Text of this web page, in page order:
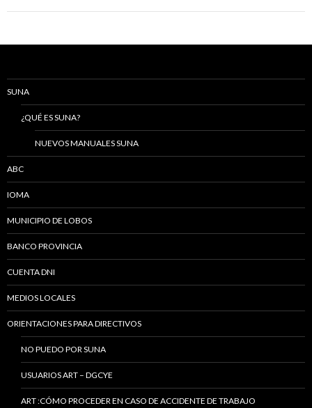
SUNA
¿QUÉ ES SUNA?
NUEVOS MANUALES SUNA
ABC
IOMA
MUNICIPIO DE LOBOS
BANCO PROVINCIA
CUENTA DNI
MEDIOS LOCALES
ORIENTACIONES PARA DIRECTIVOS
NO PUEDO POR SUNA
USUARIOS ART – DGCYE
ART :CÓMO PROCEDER EN CASO DE ACCIDENTE DE TRABAJO